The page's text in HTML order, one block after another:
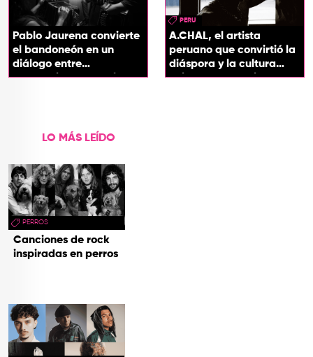
Pablo Jaurena convierte
el bandoneón en un
diálogo entre
generaciones con el
PERU
A.CHAL, el artista
peruano que convirtió la
diáspora y la cultura
chicha en su sonido
LO MÁS LEÍDO
PERROS
Canciones de rock
inspiradas en perros